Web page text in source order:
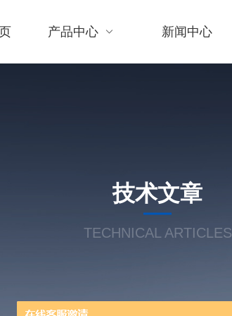
产品中心 新闻中心
技术文章
TECHNICAL ARTICLES